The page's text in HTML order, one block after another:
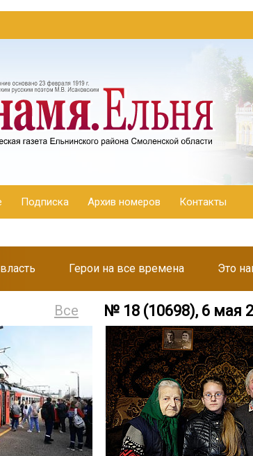
Подписка Архив номеров Контакты
Герои на все времена Это
Все № 18 (10698), 6 мая